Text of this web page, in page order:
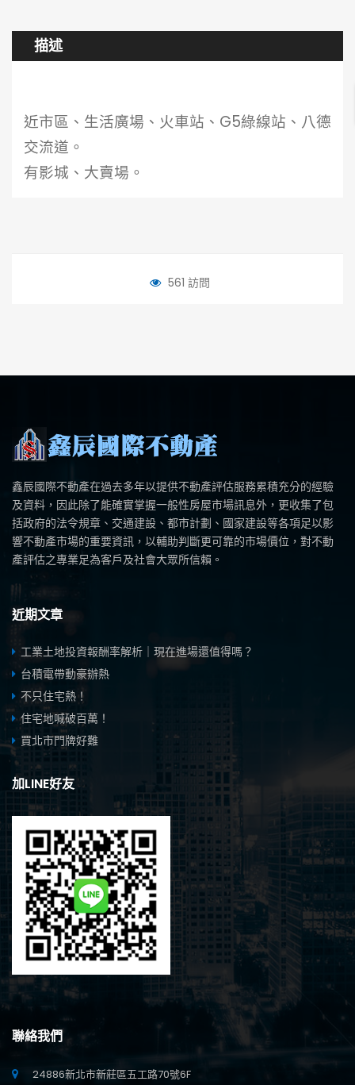
描述
近市區、生活廣場、火車站、G5綠線站、八德
交流道。
有影城、大賣場。
561 訪問
鑫辰國際不動產在過去多年以提供不動產評估服務累積充分的經驗
及資料，因此除了能確實掌握一般性房屋市場訊息外，更收集了包
括政府的法令規章、交通建設、都市計劃、國家建設等各項足以影
響不動產市場的重要資訊，以輔助判斷更可靠的市場價位，對不動
產評估之專業足為客戶及社會大眾所信賴。
近期文章
工業土地投資報酬率解析｜現在進場還值得嗎？
台積電帶動豪辦熱
不只住宅熱！
住宅地喊破百萬！
買北市門牌好難
加LINE好友
聯絡我們
24886新北市新莊區五工路70號6F